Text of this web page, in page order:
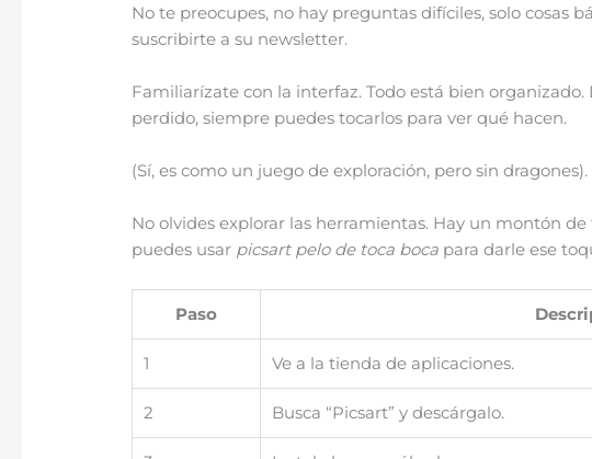
No te preocupes, no hay preguntas difíciles, solo cosas
suscribirte a su newsletter.
Familiarízate con la interfaz. Todo está bien organizado.
perdido, siempre puedes tocarlos para ver qué hacen.
(Sí, es como un juego de exploración, pero sin dragones).
No olvides explorar las herramientas. Hay un montón de
puedes usar picsart pelo de toca boca para darle ese
Paso
1 Ve a la tienda de aplicaciones.
2 Busca “Picsart” y descárgalo.